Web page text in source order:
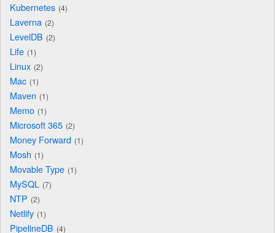
Kubernetes 4
Laverna 2
LevelDB 2
Life 1
Linux 2
Mac 1
Maven 1
Memo 1
Microsoft 365 2
Money Forward 1
Mosh 1
Movable Type 1
MySQL 7
NTP 2
Netlify 1
PipelineDB 4